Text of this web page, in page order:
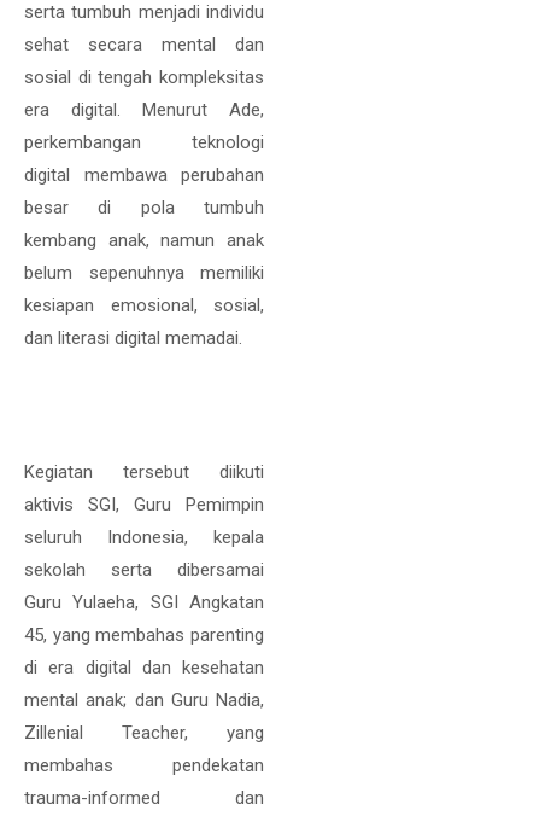
serta tumbuh menjadi individu
sehat secara mental dan
sosial di tengah kompleksitas
era digital. Menurut Ade,
perkembangan teknologi
digital membawa perubahan
besar di pola tumbuh
kembang anak, namun anak
belum sepenuhnya memiliki
kesiapan emosional, sosial,
dan literasi digital memadai.
Kegiatan tersebut diikuti
aktivis SGI, Guru Pemimpin
seluruh Indonesia, kepala
sekolah serta dibersamai
Guru Yulaeha, SGI Angkatan
45, yang membahas parenting
di era digital dan kesehatan
mental anak; dan Guru Nadia,
Zillenial Teacher, yang
membahas pendekatan
trauma-informed dan